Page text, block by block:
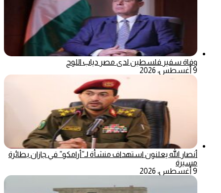
وفاة سفير فلسطين لدى مصر دياب اللوح
9 أغسطس، 2026
أنصار الله يعلنون استهداف منشأة لـ”أرامكو” في جازان بطائرة
مسيرة
9 أغسطس، 2026